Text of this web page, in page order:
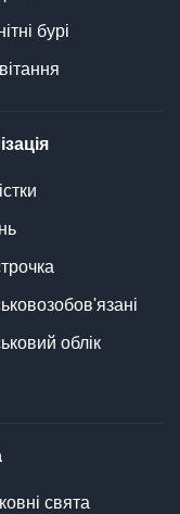
бурі
облік
свята